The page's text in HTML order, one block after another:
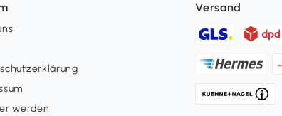
werden
Versand